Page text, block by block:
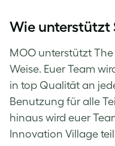
Wie unterstützt
MOO unterstützt
Weise. Euer Team
in top Qualität an
Benutzung für alle
hinaus wird euer
Innovation Village